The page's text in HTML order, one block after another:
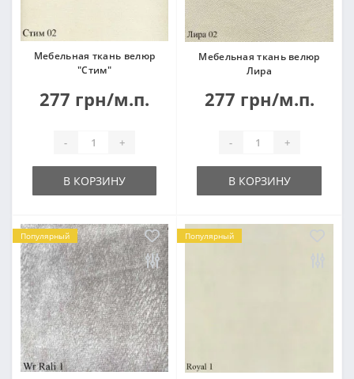
Мебельная ткань велюр
"Стим"
277 грн/м.п.
- +
В КОРЗИНУ
Мебельная ткань велюр
Лира
277 грн/м.п.
- +
В КОРЗИНУ
Популярный Популярный